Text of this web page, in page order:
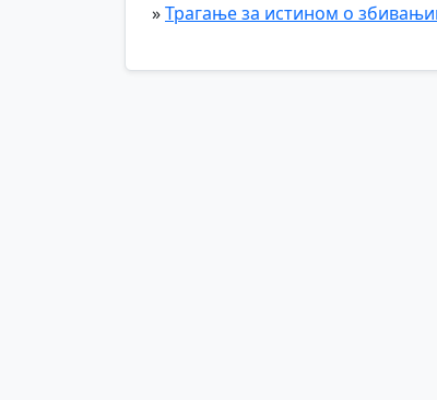
»Трагање за истином о